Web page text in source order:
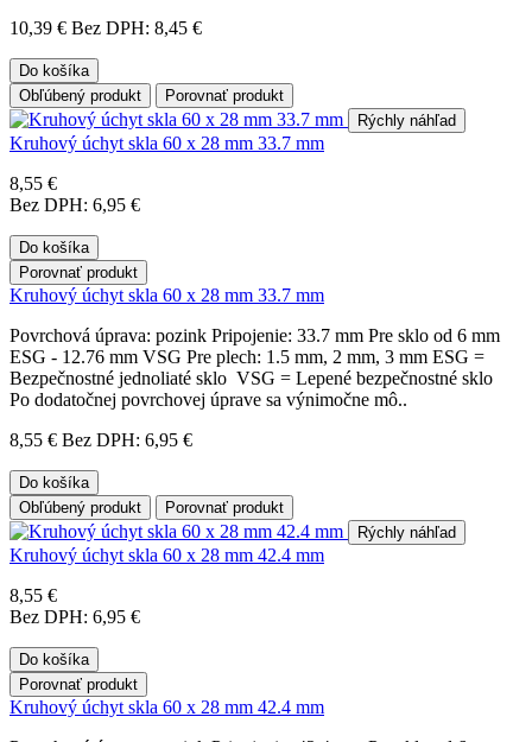
10,39 € Bez DPH: 8,45 €
Do košíka
Obľúbený produkt
Porovnať produkt
Rýchly náhľad
Kruhový úchyt skla 60 x 28 mm 33.7 mm
8,55 €
Bez DPH: 6,95 €
Do košíka
Porovnať produkt
Kruhový úchyt skla 60 x 28 mm 33.7 mm
Povrchová úprava: pozink Pripojenie: 33.7 mm Pre sklo od 6 mm
ESG - 12.76 mm VSG Pre plech: 1.5 mm, 2 mm, 3 mm ESG =
Bezpečnostné jednoliaté sklo VSG = Lepené bezpečnostné sklo
Po dodatočnej povrchovej úprave sa výnimočne mô..
8,55 € Bez DPH: 6,95 €
Do košíka
Obľúbený produkt
Porovnať produkt
Rýchly náhľad
Kruhový úchyt skla 60 x 28 mm 42.4 mm
8,55 €
Bez DPH: 6,95 €
Do košíka
Porovnať produkt
Kruhový úchyt skla 60 x 28 mm 42.4 mm